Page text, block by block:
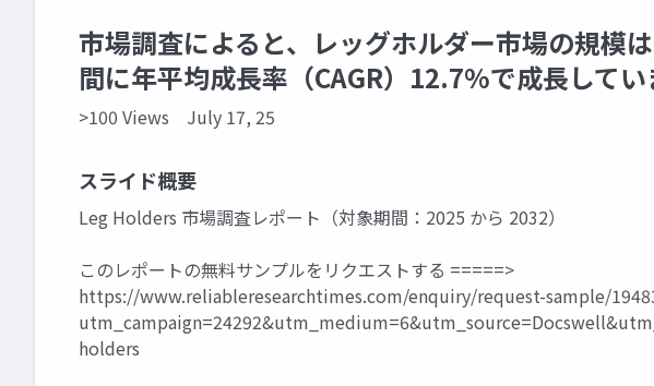
市場調査によると、レッグホルダー市場の規模
間に年平均成長率（CAGR）12.7%で成長してい
>100 Views July 17, 25
スライド概要
Leg Holders 市場調査レポート（対象期間：2025 から 2032）
このレポートの無料サンプルをリクエストする =====>
https://www.reliableresearchtimes.com/enquiry/request-sample/
holders